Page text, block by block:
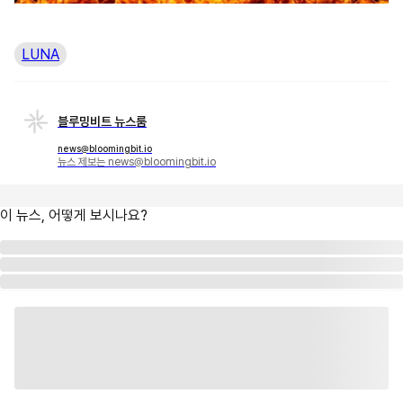
LUNA
블루밍비트 뉴스룸
news@bloomingbit.io
뉴스 제보는 news@bloomingbit.io
이 뉴스, 어떻게 보시나요?